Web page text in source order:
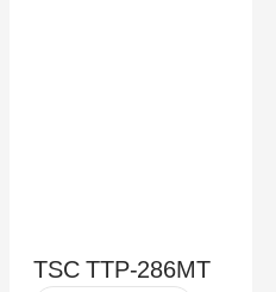
TSC TTP-286MT